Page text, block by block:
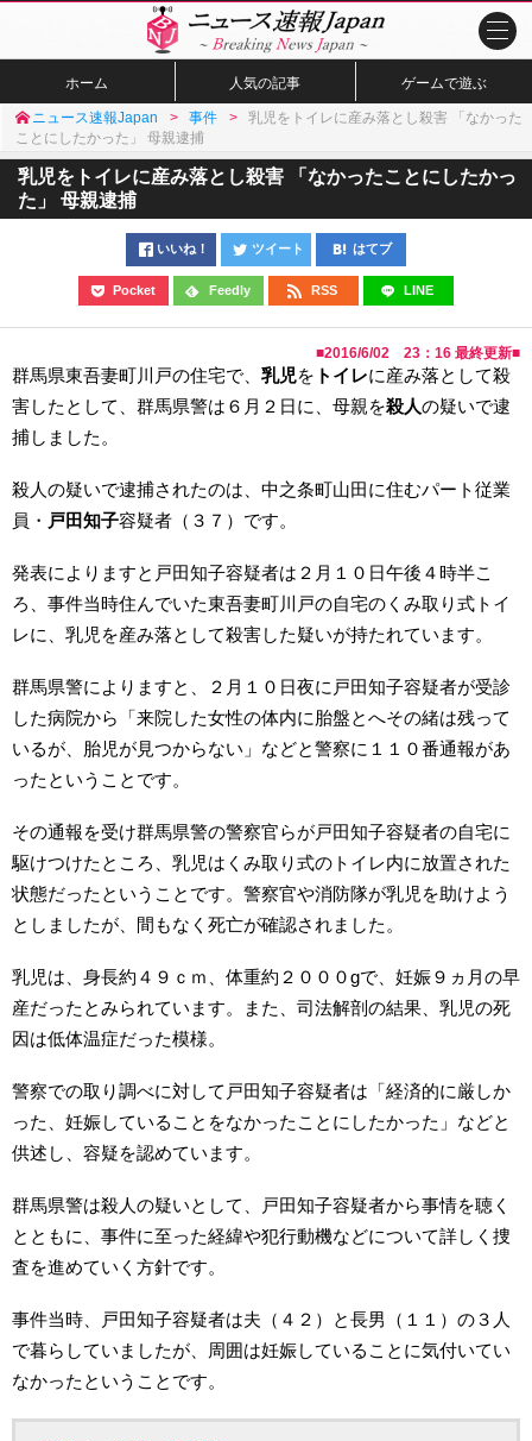
ホーム 人気の記事 ゲームで遊ぶ
ニュース速報Japan 事件
乳児をトイレに産み落とし殺害 「なかった
ことにしたかった」 母親逮捕
乳児をトイレに産み落とし殺害 「なかったことにしたかっ
た」 母親逮捕
いいね！ ツイート はてブ
Pocket Feedly RSS LINE
■2016/6/02 23：16 最終更新■
群馬県東吾妻町川戸の住宅で、 乳児を トイレに産み落として殺
害したとして、群馬県警は６月２日に、母親を殺人の疑いで逮
捕しました。
殺人の疑いで逮捕されたのは、中之条町山田に住むパート従業
員・ 戸田知子容疑者（３７）です。
発表によりますと戸田知子容疑者は２月１０日午後４時半こ
ろ、事件当時住んでいた東吾妻町川戸の自宅のくみ取り式トイ
レに、乳児を産み落として殺害した疑いが持たれています。
群馬県警によりますと、２月１０日夜に戸田知子容疑者が受診
した病院から「来院した女性の体内に胎盤とへその緒は残って
いるが、胎児が見つからない」などと警察に１１０番通報があ
ったということです。
その通報を受け群馬県警の警察官らが戸田知子容疑者の自宅に
駆けつけたところ、乳児はくみ取り式のトイレ内に放置された
状態だったということです。警察官や消防隊が乳児を助けよう
としましたが、間もなく死亡が確認されました。
乳児は、身長約４９ｃｍ、体重約２０００gで、妊娠９ヵ月の早
産だったとみられています。また、司法解剖の結果、乳児の死
因は低体温症だった模様。
警察での取り調べに対して戸田知子容疑者は「経済的に厳しか
った、妊娠していることをなかったことにしたかった」などと
供述し、容疑を認めています。
群馬県警は殺人の疑いとして、戸田知子容疑者から事情を聴く
とともに、事件に至った経緯や犯行動機などについて詳しく捜
査を進めていく方針です。
事件当時、戸田知子容疑者は夫（４２）と長男（１１）の３人
で暮らしていましたが、周囲は妊娠していることに気付いてい
なかったということです。